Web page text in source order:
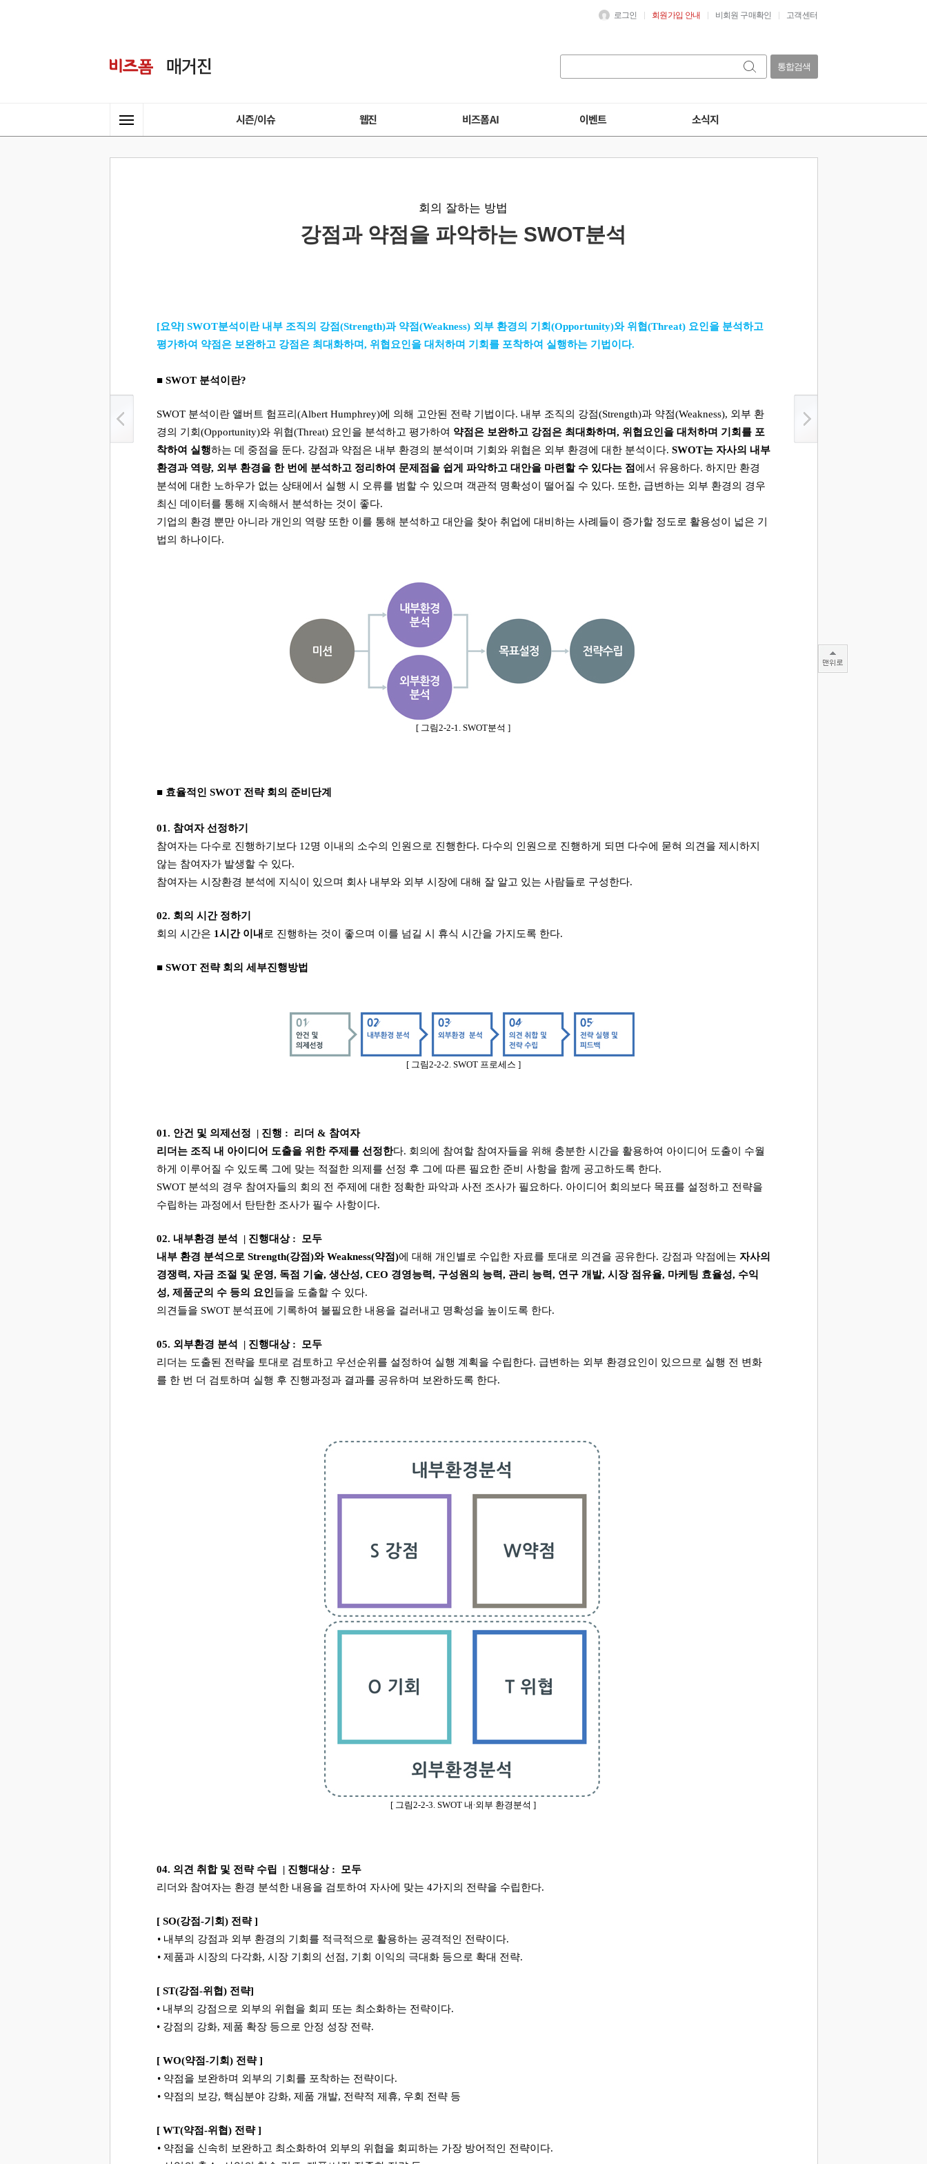
로그인 회원가입 안내 비회원 구매확인 고객센터
통합검색
시즌/이슈 웹진 비즈폼 AI 이벤트 소식지
회의 잘하는 방법
강점과 약점을 파악하는 SWOT분석
[요약] SWOT분석이란 내부 조직의 강점(Strength)과 약점(Weakness) 외부 환경의 기회(Opportunity)와 위협(Threat) 요인을 분석하고
평가하여 약점은 보완하고 강점은 최대화하며, 위협요인을 대처하며 기회를 포착하여 실행하는 기법이다.
■ SWOT 분석이란?
SWOT 분석이란 앨버트 험프리 (Albert Humphrey)에 의해 고안된 전략 기법이다. 내부 조직의 강점(Strength)과 약점(Weakness), 외부 환
경의 기회 (Opportunity)와 위협(Threat) 요인을 분석하고 평가하여 약점은 보완하고 강점은 최대화하며, 위협요인을 대처하며 기회를 포
착하여 실행하는 데 중점을 둔다. 강점과 약점은 내부 환경의 분석이며 기회와 위협은 외부 환경에 대한 분석이다. SWOT는 자사의 내부
환경과 역량, 외부 환경을 한 번에 분석하고 정리하여 문제점을 쉽게 파악하고 대안을 마련할 수 있다는 점에서 유용하다. 하지만 환경
분석에 대한 노하우가 없는 상태에서 실행 시 오류를 범할 수 있으며 객관적 명확성이 떨어질 수 있다. 또한, 급변하는 외부 환경의 경우
최신 데이터를 통해 지속해서 분석하는 것이 좋다.
기업의 환경 뿐만 아니라 개인의 역량 또한 이를 통해 분석하고 대안을 찾아 취업에 대비하는 사례들이 증가할 정도로 활용성이 넓은 기
법의 하나이다.
[ 그림2-2-1. SWOT분석 ]
■ 효율적인 SWOT 전략 회의 준비단계
01. 참여자 선정하기
참여자는 다수로 진행하기보다 12명 이내의 소수의 인원으로 진행한다. 다수의 인원으로 진행하게 되면 다수에 묻혀 의견을 제시하지
않는 참여자가 발생할 수 있다.
참여자는 시장환경 분석에 지식이 있으며 회사 내부와 외부 시장에 대해 잘 알고 있는 사람들로 구성한다.
02. 회의 시간 정하기
회의 시간은 1시간 이내 로 진행하는 것이 좋으며 이를 넘길 시 휴식 시간을 가지도록 한다.
■ SWOT 전략 회의 세부진행방법
[ 그림2-2-2. SWOT 프로세스 ]
01. 안건 및 의제선정 | 진행 : 리더 & 참여자
리더는 조직 내 아이디어 도출을 위한 주제를 선정한다. 회의에 참여할 참여자들을 위해 충분한 시간을 활용하여 아이디어 도출이 수월
하게 이루어질 수 있도록 그에 맞는 적절한 의제를 선정 후 그에 따른 필요한 준비 사항을 함께 공고하도록 한다.
SWOT 분석의 경우 참여자들의 회의 전 주제에 대한 정확한 파악과 사전 조사가 필요하다. 아이디어 회의보다 목표를 설정하고 전략을
수립하는 과정에서 탄탄한 조사가 필수 사항이다.
02. 내부환경 분석 | 진행대상:
모두
내부 환경 분석으로 Strength(강점)와Weakness(약점)에 대해 개인별로 수입한 자료를 토대로 의견을 공유한다. 강점과 약점에는 자사의
경쟁력, 자금 조절 및 운영, 독점 기술, 생산성, CEO 경영능력, 구성원의 능력, 관리 능력, 연구 개발, 시장 점유율, 마케팅 효율성, 수익
성, 제품군의 수 등의 요인들을 도출할 수 있다.
의견들을 SWOT 분석표에 기록하여 불필요한 내용을 걸러내고 명확성을 높이도록 한다.
05. 외부환경 분석 | 진행대상:
모두
리더는 도출된 전략을 토대로 검토하고 우선순위를 설정하여 실행 계획을 수립한다. 급변하는 외부 환경요인이 있으므로 실행 전 변화
를 한 번 더 검토하며 실행 후 진행과정과 결과를 공유하며 보완하도록 한다.
[ 그림2-2-3. SWOT 내 ∙외부 환경분석 ]
04. 의견 취합 및 전략 수립 | 진행대상 :
모두
리더와 참여자는 환경 분석한 내용을 검토하여 자사에 맞는 4가지의 전략을 수립한다.
[ SO(강점-기회) 전략]
• 내부의 강점과 외부 환경의 기회를 적극적으로 활용하는 공격적인 전략이다.
• 제품과 시장의 다각화,시장 기회의 선점, 기회 이익의 극대화 등으로 확대 전략.
[ ST(강점-위협) 전략]
• 내부의 강점으로 외부의 위협을 회피 또는 최소화하는 전략이다.
• 강점의 강화, 제품 확장 등으로 안정 성장 전략.
[ WO(약점-기회) 전략]
• 약점을 보완하며 외부의 기회를 포착하는 전략이다.
• 약점의 보강, 핵심분야 강화,제품 개발, 전략적 제휴, 우회 전략 등
[ WT(약점-위협) 전략]
• 약점을 신속히 보완하고 최소화하여 외부의 위협을 회피하는 가장 방어적인 전략이다.